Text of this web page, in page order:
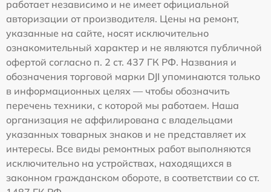
работает независимо и не имеет официальной
авторизации от производителя. Цены на ремонт,
указанные на сайте, носят исключительно
ознакомительный характер и не являются публичной
офертой согласно п. 2 ст. 437 ГК РФ. Названия и
обозначения торговой марки DJI упоминаются только
в информационных целях — чтобы обозначить
перечень техники, с которой мы работаем. Наша
организация не аффилирована с владельцами
указанных товарных знаков и не представляет их
интересы. Все виды ремонтных работ выполняются
исключительно на устройствах, находящихся в
законном гражданском обороте, в соответствии со ст.